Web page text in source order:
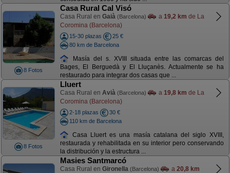
8 Fotos
Casa Rural Cal Visó
Casa Rural en Gaià (Barcelona) a 19,2 km de La
Coromina (Barcelona)
15-30 plazas
25 €
80 km de Barcelona
Masía del s. XVIII situada entre las comarcas del
Bages, El Berguedà y El Lluçanès. Actualmente se ha
restaurado para integrar dos casas que ...
8 Fotos
Lluert
Casa Rural en Avià (Barcelona) a 19,8 km de La
Coromina (Barcelona)
2-18 plazas
30 €
110 km de Barcelona
Casa Lluert es una masía catalana del siglo XVIII,
restaurada y rehabilitada en su interior pero conservando
la distribución y la estructura ...
Masies Santmarcó
Casa Rural en Gironella (Barcelona) a 20,8 km